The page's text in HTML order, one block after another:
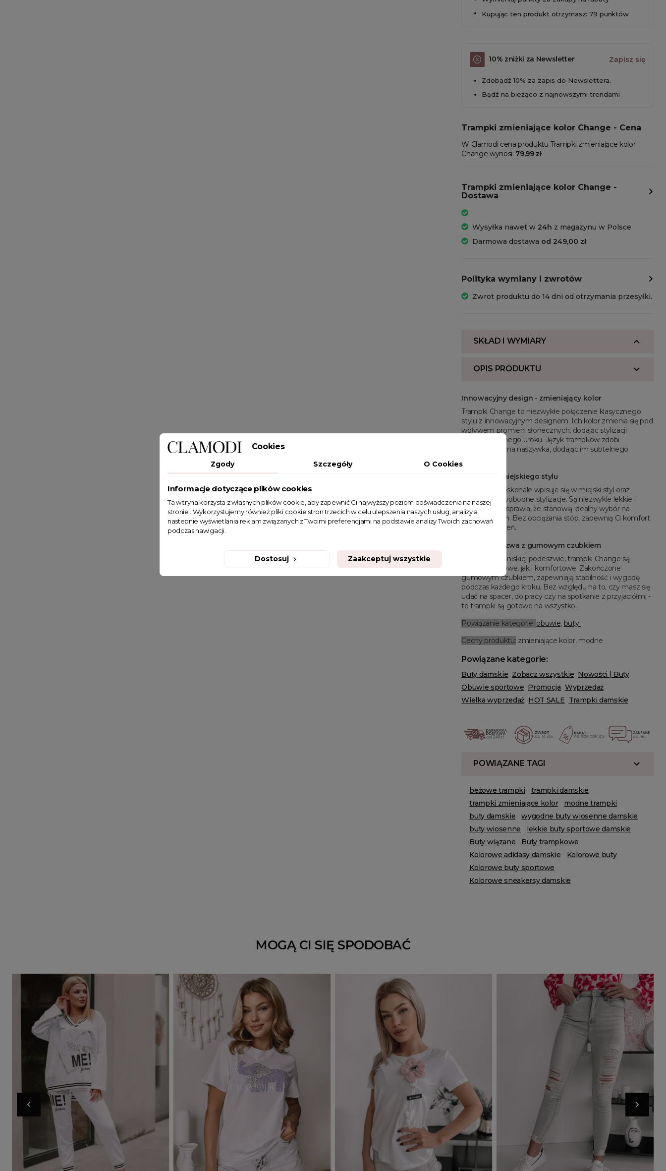
Kupując ten produkt otrzymasz: 79 punktów
10% zniżki za Newsletter Zapisz się
Zdobądź 10% za zapis do Newslettera.
Bądź na bieżąco z najnowszymi trendami
Trampki zmieniające kolor Change - Cena
W Clamodi cena produktu Trampki zmieniające kolor
Change wynosi: 79,99 zł
Trampki zmieniające kolor Change -
Dostawa
Wysyłka nawet w 24h z magazynu w Polsce
Darmowa dostawa od 249,00 zł
Polityka wymiany i zwrotów
Zwrot produktu do 14 dni od otrzymania przesyłki.
SKŁAD I WYMIARY
OPIS PRODUKTU
Innowacyjny design - zmieniający kolor
Trampki Change to niezwykłe połączenie klasycznego
stylu z innowacyjnym designem. Ich kolor zmienia się pod
wpływem promieni słonecznych, dodając stylizacji
niepowtarzalnego uroku. Język trampków zdobi
minimalistyczna naszywka, dodając im subtelnego
Idealne do miejskiego stylu
Ten model doskonale wpisuje się w miejski styl oraz
codzienne, swobodne stylizacje. Są niezwykle lekkie i
wygodne, co sprawia, że stanowią idealny wybór na
aktywny dzień. Bez obciążania stóp, zapewnią Ci komfort
przez cały dzień.
Niska podeszwa z gumowym czubkiem
Osadzone na niskiej podeszwie, trampki Change są
zarówno stylowe, jak i komfortowe. Zakończone
gumowym czubkiem, zapewniają stabilność i wygodę
podczas każdego kroku. Bez względu na to, czy masz się
udać na spacer, do pracy czy na spotkanie z przyjaciółmi -
te trampki są gotowe na wszystko.
Powiązanie kategorie: obuwie, buty
Cechy produktu: zmieniające kolor, modne
Powiązane kategorie:
Buty damskie Zobacz wszystkie Nowości | Buty
Obuwie sportowe Promocja Wyprzedaż
Wielka wyprzedaż HOT SALE Trampki damskie
POWIĄZANE TAGI
beżowe trampki
trampki damskie
trampki zmieniające kolor
modne trampki
buty damskie
wygodne buty wiosenne damskie
buty wiosenne
lekkie buty sportowe damskie
Buty wiązane
Buty trampkowe
Kolorowe adidasy damskie
Kolorowe buty
Kolorowe buty sportowe
Kolorowe sneakersy damskie
MOGĄ CI SIĘ SPODOBAĆ
Cookies
Zgody Szczegóły O Cookies
Informacje dotyczące plików cookies
Ta witryna korzysta z własnych plików cookie, aby zapewnić Ci najwyższy poziom doświadczenia na naszej
stronie . Wykorzystujemy również pliki cookie stron trzecich w celu ulepszenia naszych usług, analizy a
nastepnie wyświetlania reklam związanych z Twoimi preferencjami na podstawie analizy Twoich zachowań
podczas nawigacji.
Dostosuj Zaakceptuj wszystkie